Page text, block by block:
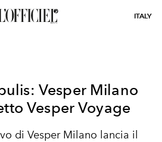
ITALY
Vesper Milano
Vesper Voyage
di Vesper Milano lancia il